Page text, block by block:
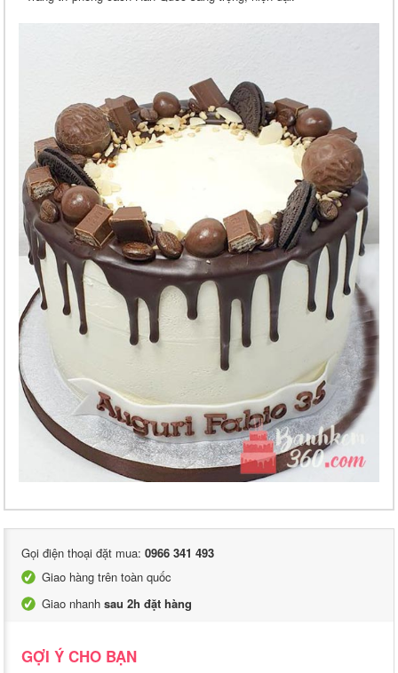
Gọi điện thoại đặt mua: 0966 341 493
Giao hàng trên toàn quốc
Giao nhanh sau 2h đặt hàng
GỢI Ý CHO BẠN